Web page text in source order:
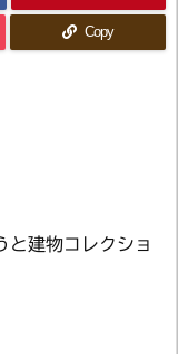
Copy
と建物コレクショ